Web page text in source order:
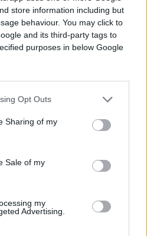
store information including but
behaviour. You may click to
and its third-party tags to
purposes in below Google
Opt Outs
Sharing of my
Sale of my
my
Advertising.
životu.
me vuklo na trešnju i
i nakon sekunde-dvije
Probudio sam se na UKC-
Bio sam četiri dana na
i svojim planinarima
– kaže Hrvić, sretan
članova Planinarskog